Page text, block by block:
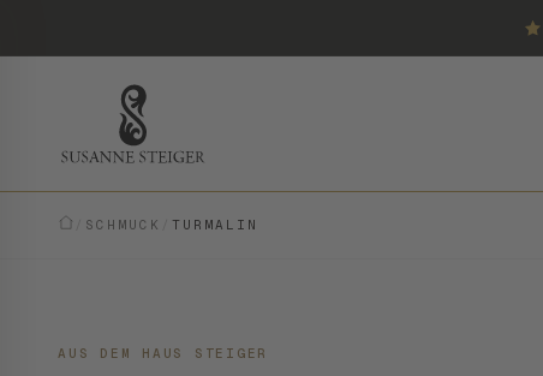
SCHMUCK TURMALIN
AUS DEM HAUS STEIGER